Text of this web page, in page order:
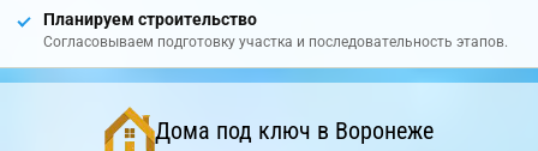
Планируем строительство
Согласовываем подготовку участка и последовательность этапов.
Дома под ключ в Воронеже